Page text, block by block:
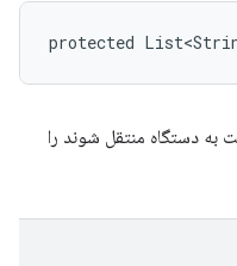
protected
به دستگاه منتقل شوند را